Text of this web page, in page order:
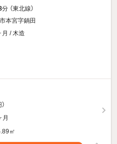
分 （東北線）
本宮字鍋田
/ 木造
月
㎡